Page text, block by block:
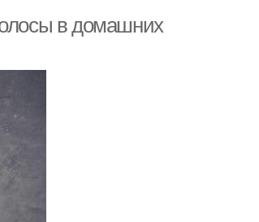
в домашних